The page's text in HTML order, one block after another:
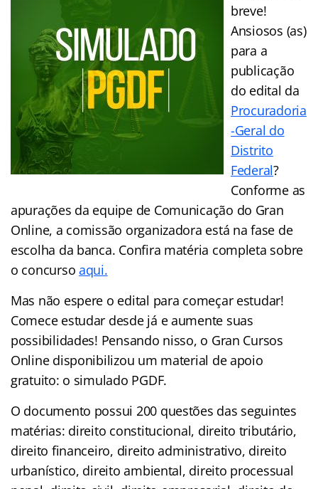
breve!
Ansiosos (as)
para a
publicação
do edital da
Procuradoria
-Geral do
Distrito
Federal?
Conforme as
apurações da equipe de Comunicação do Gran
Online, a comissão organizadora está na fase de
escolha da banca. Confira matéria completa sobre
o concursoaqui.
Mas não espere o edital para começar estudar!
Comece estudar desde já e aumente suas
possibilidades! Pensando nisso, o Gran Cursos
Online disponibilizou um material de apoio
gratuito: o simulado PGDF.
O documento possui 200 questões das seguintes
matérias: direito constitucional, direito tributário,
direito financeiro, direito administrativo, direito
urbanístico, direito ambiental, direito processual